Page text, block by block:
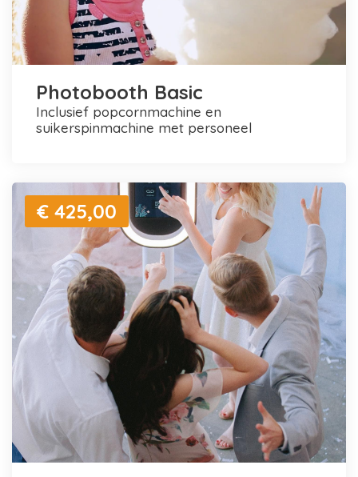
Photobooth Basic
inclusief popcornmachine en
suikerspinmachine met personeel
€ 425,00